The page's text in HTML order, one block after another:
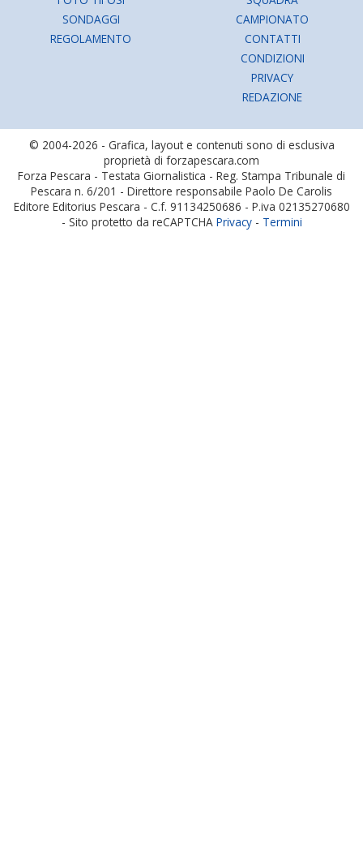
SONDAGGI
REGOLAMENTO
CAMPIONATO
CONTATTI
CONDIZIONI
PRIVACY
REDAZIONE
© 2004-2026 - Grafica, layout e contenuti sono di esclusiva
proprietà di forzapescara.com
Forza Pescara - Testata Giornalistica - Reg. Stampa Tribunale di
Pescara n. 6/201 - Direttore responsabile Paolo De Carolis
Editore Editorius Pescara - C.f. 91134250686 - P.iva 02135270680
- Sito protetto da reCAPTCHA Privacy- Termini